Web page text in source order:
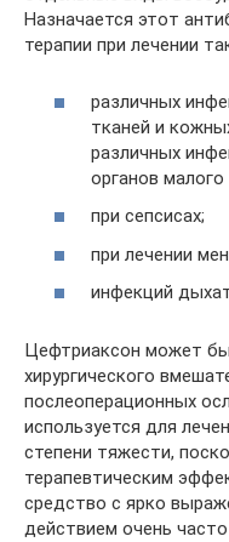
Назначается этот
терапии при лечении
различных
тканей и
различных
органов малого
при сепсисах;
при лечении
инфекций
Цефтриаксон может
хирургического
послеоперационных
используется для
степени тяжести,
терапевтическим
средство с ярко
действием очень